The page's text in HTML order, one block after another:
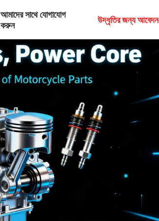
আমাদের সাথে যোগাযোগ
করুন
উদ্ধৃতির জন্য আবেদন